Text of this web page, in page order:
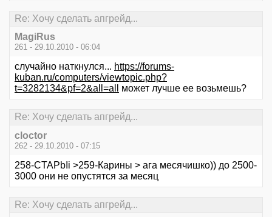
Re: Хочу сделать апгрейд...
MagiRus
261 - 29.10.2010 - 06:04
случайно наткнулся... https://forums-
kuban.ru/computers/viewtopic.php?
t=3282134&pf=2&all=all
может лучше ее возьмешь?
Re: Хочу сделать апгрейд...
cloctor
262 - 29.10.2010 - 07:15
258-CTAPbIi >259-Карины > ага месячишко)) до 2500-
3000 они не опустятся за месяц
Re: Хочу сделать апгрейд...